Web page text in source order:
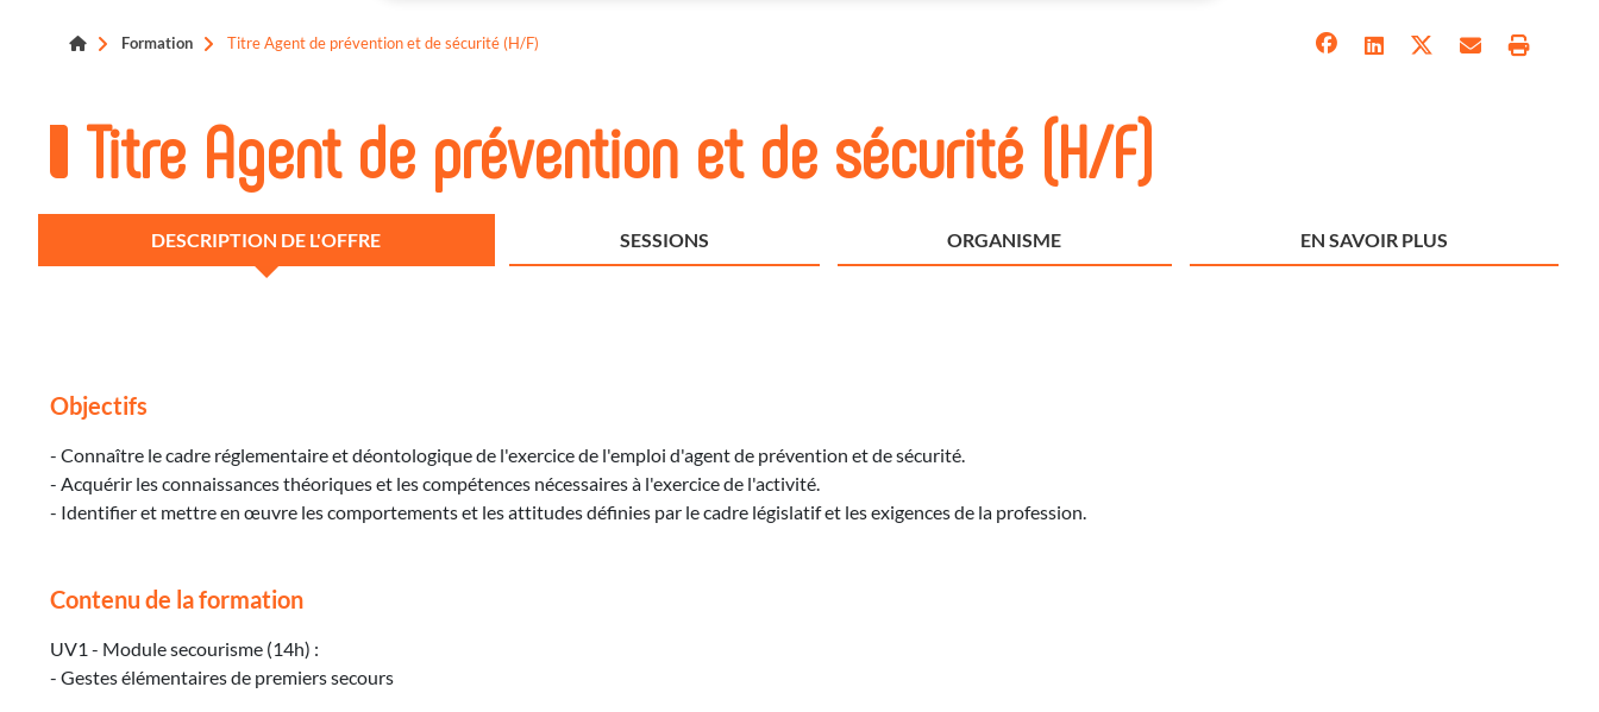
Formation Titre Agent de prévention et de sécurité (H/F)
Titre Agent de prévention et de sécurité (H/F)
DESCRIPTION DE L'OFFRE SESSIONS ORGANISME EN SAVOIR PLUS
Objectifs
- Connaître le cadre réglementaire et déontologique de l'exercice de l'emploi d'agent de prévention et de sécurité.
- Acquérir les connaissances théoriques et les compétences nécessaires à l'exercice de l'activité.
- Identifier et mettre en œuvre les comportements et les attitudes définies par le cadre législatif et les exigences de la profession.
Contenu de la formation
UV1 - Module secourisme (14h) :
- Gestes élémentaires de premiers secours